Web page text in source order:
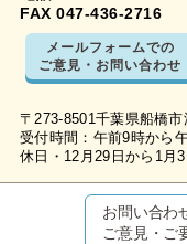
FAX 047-436-2716
メールフォームでの
ご意見・お問い合わせ
〒273-8501千葉県船橋市
受付時間：午前9時から
休日・12月29日から1月3
お問い合わ
ご意見・ご